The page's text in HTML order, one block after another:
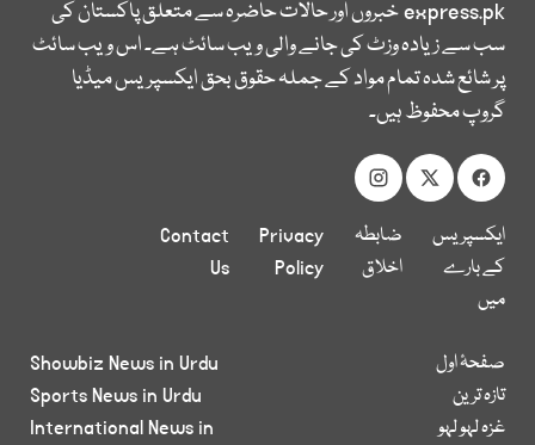
express.pkخبروں اور حالات حاضرہ سے متعلق پاکستان کی
سب سے زیادہ وزٹ کی جانے والی ویب سائٹ ہے۔ اس ویب سائٹ
پر شائع شدہ تمام مواد کے جملہ حقوق بحق ایکسپریس میڈیا
گروپ محفوظ ہیں۔
ایکسپریس
کے بارے
میں
ضابطہ
اخلاق
Privacy
Policy
Contact
Us
صفحۂ اول
تازہ ترین
غزہ لہو لہو
Showbiz News in Urdu
Sports News in Urdu
International News in